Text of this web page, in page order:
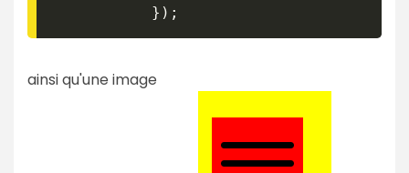
} ) ;
ainsi qu'une image